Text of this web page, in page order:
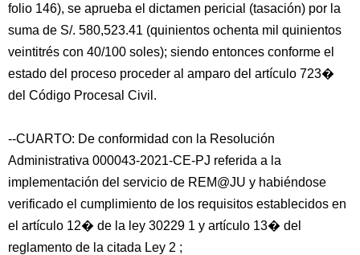
folio 146), se aprueba el dictamen pericial (tasación) por la
suma de S/. 580,523.41 (quinientos ochenta mil quinientos
veintitrés con 40/100 soles); siendo entonces conforme el
estado del proceso proceder al amparo del artículo 723�
del Código Procesal Civil.
--CUARTO: De conformidad con la Resolución
Administrativa 000043-2021-CE-PJ referida a la
implementación del servicio de REM@JU y habiéndose
verificado el cumplimiento de los requisitos establecidos en
el artículo 12� de la ley 30229 1 y artículo 13� del
reglamento de la citada Ley 2 ;